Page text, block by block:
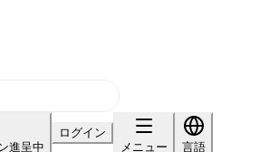
進呈中
ログイン
メニュー
言語